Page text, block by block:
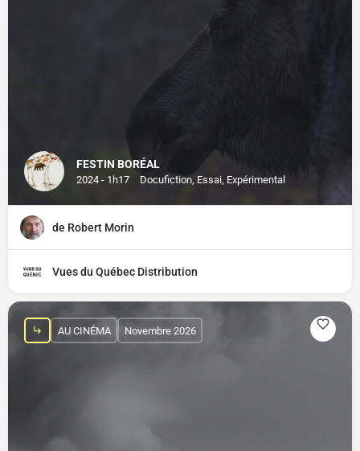
FESTIN BORÉAL
2024 - 1h17 Docufiction, Essai, Expérimental
de Robert Morin
Vues du Québec Distribution
AU CINÉMA Novembre 2026